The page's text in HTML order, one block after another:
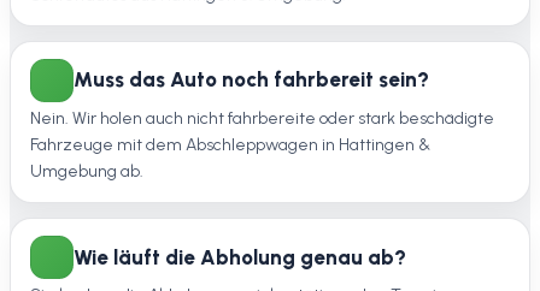
Muss das Auto noch fahrbereit sein?
Nein. Wir holen auch nicht fahrbereite oder stark beschädigte
Fahrzeuge mit dem Abschleppwagen in Hattingen &
Umgebung ab.
Wie läuft die Abholung genau ab?